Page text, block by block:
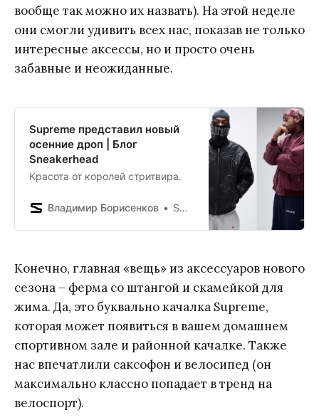
вообще так можно их назвать). На этой неделе
они смогли удивить всех нас, показав не только
интересные аксессы, но и просто очень
забавные и неожиданные.
Supreme представил новый
осенние дроп | Блог
Sneakerhead
Красота от королей стритвира.
Владимир Борисенков SNKRHD Blog
Конечно, главная «вещь» из аксессуаров нового
сезона – ферма со штангой и скамейкой для
жима. Да, это буквально качалка Supreme,
которая может появиться в вашем домашнем
спортивном зале и районной качалке. Также
нас впечатлили саксофон и велосипед (он
максимально классно попадает в тренд на
велоспорт).